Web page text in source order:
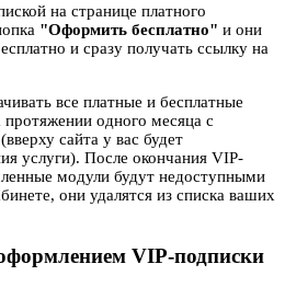
на странице платного
"Оформить бесплатно" и они
и сразу получать ссылку на
все платные и бесплатные
протяжении одного месяца с
сайта у вас будет
услуги). После окончания VIP-
модули будут недоступными
они удалятся из списка ваших
VIP-подписки